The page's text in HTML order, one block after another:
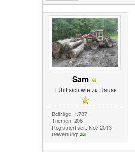
Sam
Fühlt sich wie zu Hause
Beiträge: 1.787
Themen: 206
Registriert seit: Nov 2013
Bewertung: 33